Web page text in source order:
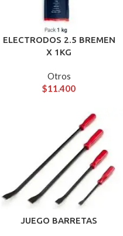
ELECTRODOS 2.5 BREMEN
X 1KG
Otros
$11.400
JUEGO BARRETAS